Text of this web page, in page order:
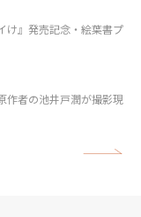
け』発売記念・絵葉書プ
作者の池井戸潤が撮影現